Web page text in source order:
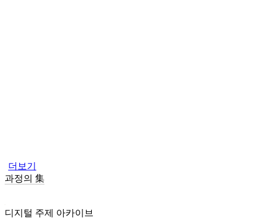
더보기
과정의 集
디지털 주제 아카이브